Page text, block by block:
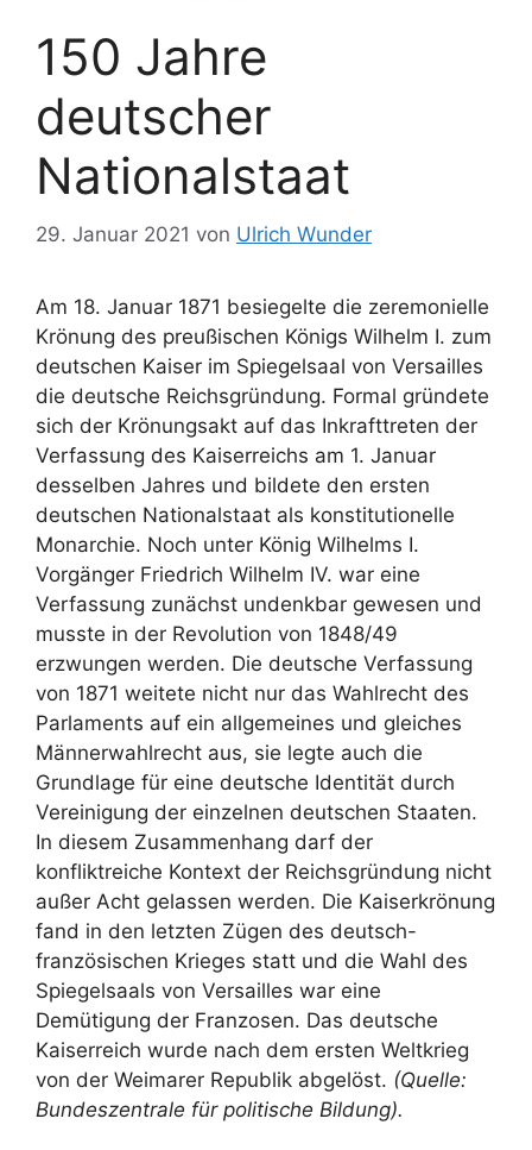
150 Jahre
deutscher
Nationalstaat
29. Januar 2021 von Ulrich Wunder
Am 18. Januar 1871 besiegelte die zeremonielle
Krönung des preußischen Königs Wilhelm I. zum
deutschen Kaiser im Spiegelsaal von Versailles
die deutsche Reichsgründung. Formal gründete
sich der Krönungsakt auf das Inkrafttreten der
Verfassung des Kaiserreichs am 1. Januar
desselben Jahres und bildete den ersten
deutschen Nationalstaat als konstitutionelle
Monarchie. Noch unter König Wilhelms I.
Vorgänger Friedrich Wilhelm IV. war eine
Verfassung zunächst undenkbar gewesen und
musste in der Revolution von 1848/49
erzwungen werden. Die deutsche Verfassung
von 1871 weitete nicht nur das Wahlrecht des
Parlaments auf ein allgemeines und gleiches
Männerwahlrecht aus, sie legte auch die
Grundlage für eine deutsche Identität durch
Vereinigung der einzelnen deutschen Staaten.
In diesem Zusammenhang darf der
konfliktreiche Kontext der Reichsgründung nicht
außer Acht gelassen werden. Die Kaiserkrönung
fand in den letzten Zügen des deutsch-
französischen Krieges statt und die Wahl des
Spiegelsaals von Versailles war eine
Demütigung der Franzosen. Das deutsche
Kaiserreich wurde nach dem ersten Weltkrieg
von der Weimarer Republik abgelöst. (Quelle:
Bundeszentrale für politische Bildung).